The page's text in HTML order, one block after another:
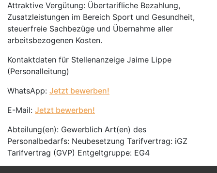
Attraktive Vergütung: Übertarifliche Bezahlung,
Zusatzleistungen im Bereich Sport und Gesundheit,
steuerfreie Sachbezüge und Übernahme aller
arbeitsbezogenen Kosten.
Kontaktdaten für Stellenanzeige Jaime Lippe
(Personalleitung)
WhatsApp: Jetzt bewerben!
E-Mail: Jetzt bewerben!
Abteilung(en): Gewerblich Art(en) des
Personalbedarfs: Neubesetzung Tarifvertrag: iGZ
Tarifvertrag (GVP) Entgeltgruppe: EG4